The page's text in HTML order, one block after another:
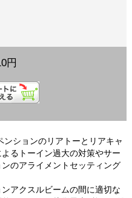
円
ションのリアトーとリアキャ
るトーイン過大の対策やサー
のアライメントセッティング
アクスルビームの間に適切な